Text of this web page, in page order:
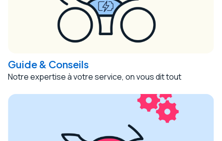
Guide & Conseils
Notre expertise à votre service, on vous dit tout